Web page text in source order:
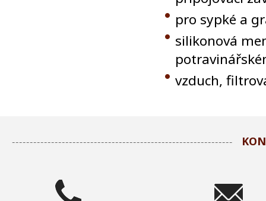
pro sypké a
silikonová
vzduch,